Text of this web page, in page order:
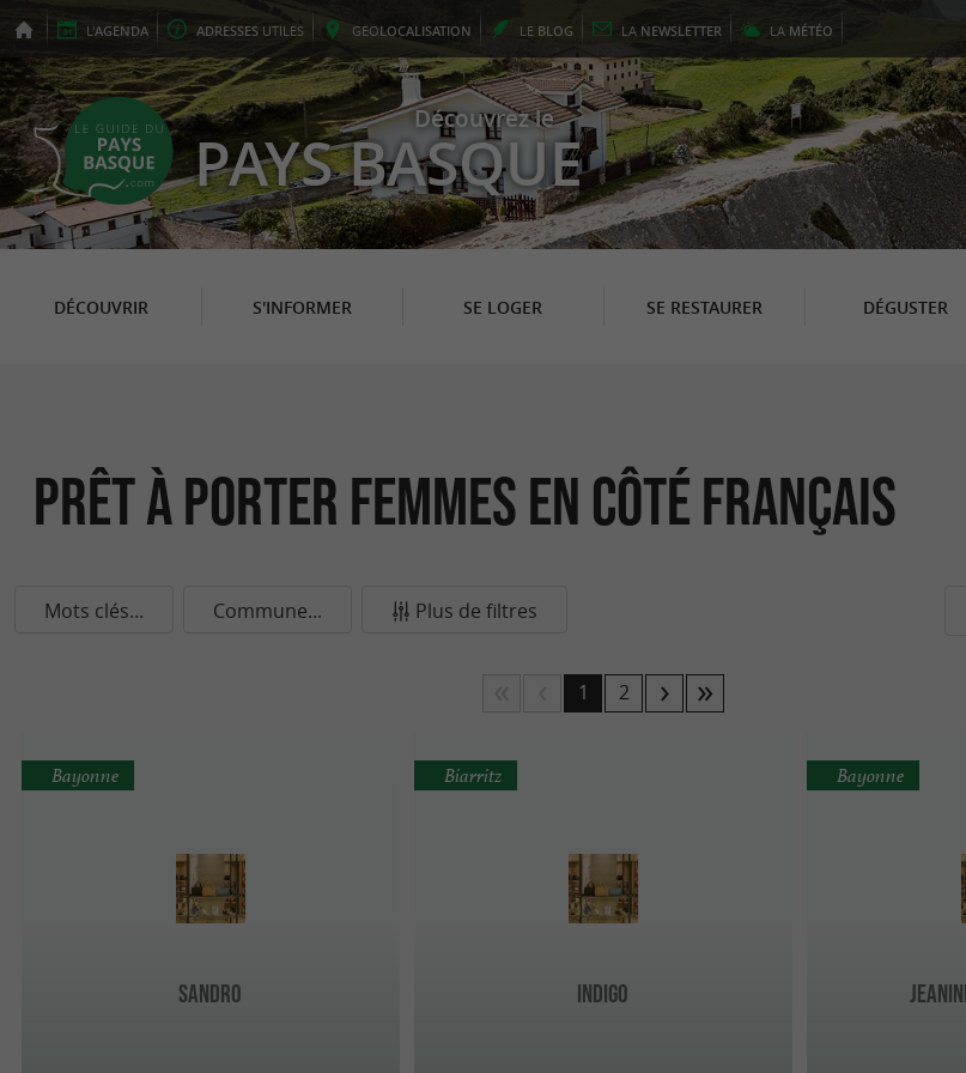
L'AGENDA ADRESSES UTILES GEOLOCALISATION LE BLOG LA NEWSLETTER LA MÉTÉO
Découvrez le
PAYS BASQUE
DÉCOUVRIR S'INFORMER SE LOGER SE RESTAURER DÉGUSTER
Prêt à porter Femmes en Côté Français
Mots clés... Commune... Plus de filtres
1 2
Sandro
Bayonne
Indigo
Biarritz Bayonne